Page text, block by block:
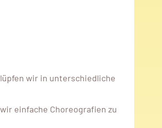
wir in unterschiedliche
einfache Choreografien zu